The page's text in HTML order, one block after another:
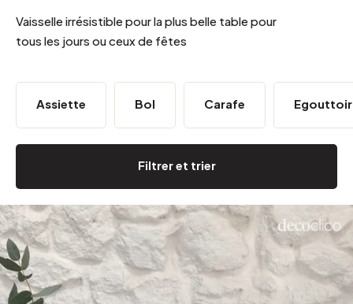
Vaisselle irrésistible pour la plus belle table pour
tous les jours ou ceux de fêtes
Filtrer et trier
Assiette Bol Carafe Egouttoir